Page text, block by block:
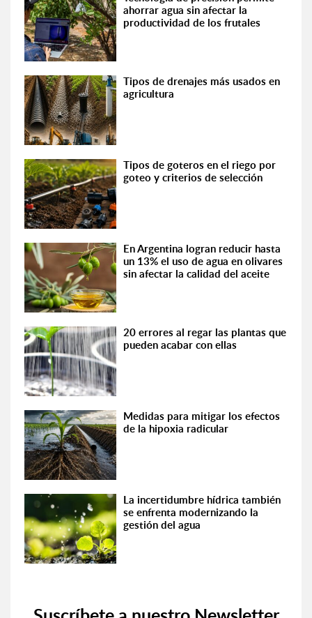
ahorrar agua sin afectar la
productividad de los frutales
Tipos de drenajes más usados en
agricultura
Tipos de goteros en el riego por
goteo y criterios de selección
En Argentina logran reducir hasta
un 13% el uso de agua en olivares
sin afectar la calidad del aceite
20 errores al regar las plantas que
pueden acabar con ellas
Medidas para mitigar los efectos
de la hipoxia radicular
La incertidumbre hídrica también
se enfrenta modernizando la
gestión del agua